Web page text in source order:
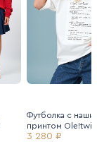
Футболка с
принтом
3 280 ₽